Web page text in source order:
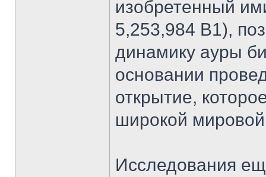
изобретенный
5,253,984 B1),
динамику ауры
основании
открытие,
широкой
Исследования